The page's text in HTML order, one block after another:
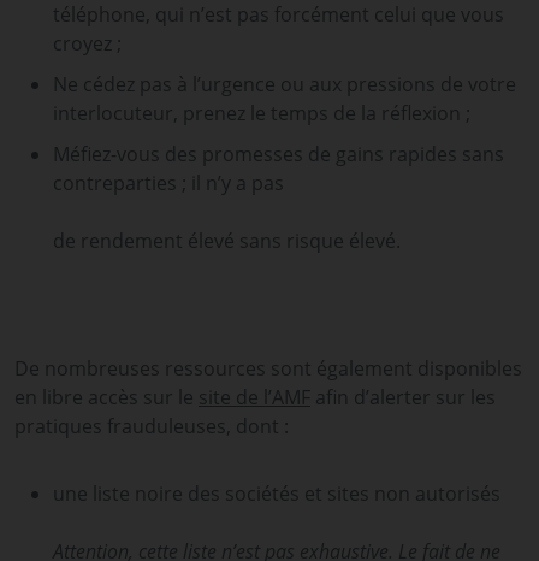
téléphone, qui n’est pas forcément celui que vous
croyez ;
Ne cédez pas à l’urgence ou aux pressions de votre
interlocuteur, prenez le temps de la réflexion ;
Méfiez-vous des promesses de gains rapides sans
contreparties ; il n’y a pas
de rendement élevé sans risque élevé.
De nombreuses ressources sont également disponibles
en libre accès sur le site de l’AMF afin d’alerter sur les
pratiques frauduleuses, dont :
une liste noire des sociétés et sites non autorisés
Attention, cette liste n’est pas exhaustive. Le fait de ne